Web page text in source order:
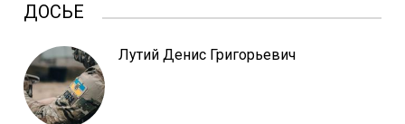
ДОСЬЕ
Лутий Денис Григорьевич